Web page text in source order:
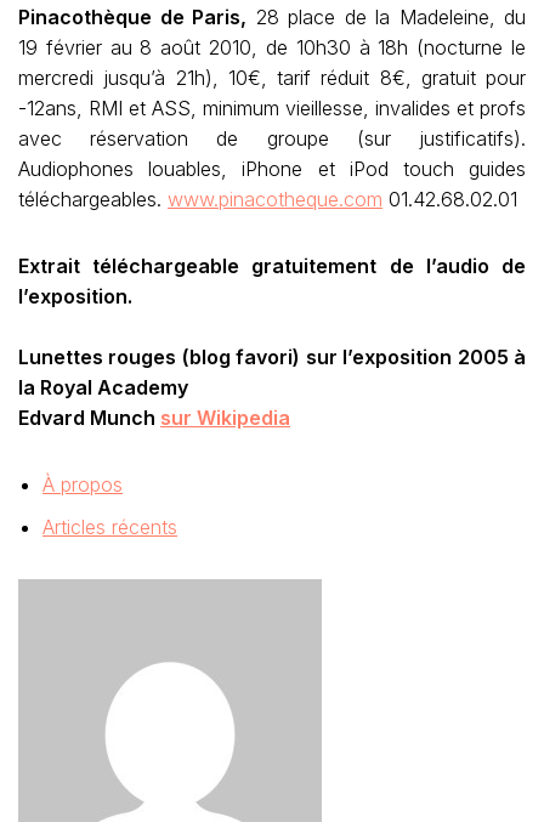
Pinacothèque de Paris, 28 place de la Madeleine, du
19 février au 8 août 2010, de 10h30 à 18h (nocturne le
mercredi jusqu’à 21h), 10€, tarif réduit 8€, gratuit pour
-12ans, RMI et ASS, minimum vieillesse, invalides et profs
avec réservation de groupe (sur justificatifs).
Audiophones louables, iPhone et iPod touch guides
téléchargeables. www.pinacotheque.com 01.42.68.02.01
Extrait téléchargeable gratuitement de l’audio de
l’exposition.
Lunettes rouges (blog favori) sur l’exposition 2005 à
la Royal Academy
Edvard Munch sur Wikipedia
À propos
Articles récents